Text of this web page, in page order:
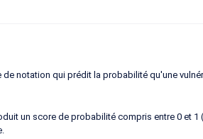
de notation qui prédit la probabilité qu'une
un score de probabilité compris entre 0 et